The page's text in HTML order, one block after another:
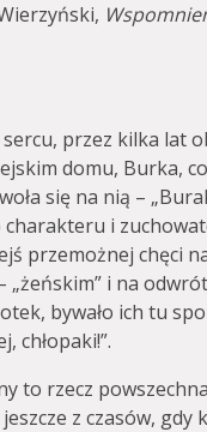
przez kilka lat
domu, Burka,
się na nią –
i
przemożnej chęci
„żeńskim” i na
bywało ich tu
chłopaki!”.
to rzecz
z czasów, gdy